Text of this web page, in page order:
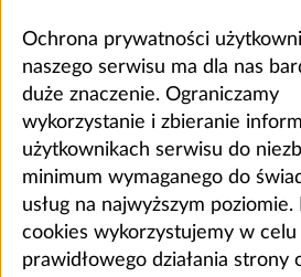
Ochrona prywatności
naszego serwisu ma dla nas
duże znaczenie. Ograniczamy
wykorzystanie i zbieranie
użytkownikach serwisu do
minimum wymaganego do
usług na najwyższym poziomie.
cookies wykorzystujemy w celu
prawidłowego działania strony